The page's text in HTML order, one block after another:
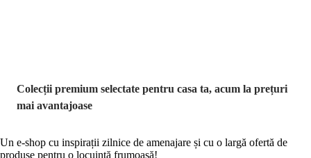
Colecții premium selectate pentru casa ta, acum la prețuri
mai avantajoase
Un e-shop cu inspirații zilnice de amenajare și cu o largă ofertă de
produse pentru o locuință frumoasă!